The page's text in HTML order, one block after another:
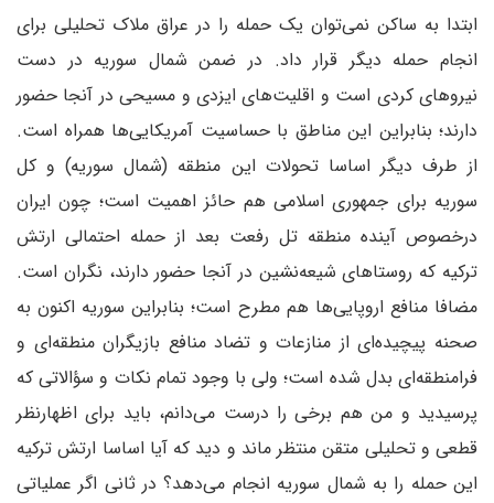
ابتدا به ساکن نمی‌توان یک حمله را در عراق ملاک تحلیلی برای
انجام حمله دیگر قرار داد. در ضمن شمال سوریه در دست
نیروهای کردی است و اقلیت‌های ایزدی و مسیحی در آنجا حضور
دارند؛ بنابراین این مناطق با حساسیت آمریکایی‌ها همراه است.
از طرف دیگر اساسا تحولات این منطقه (شمال سوریه) و کل
سوریه برای جمهوری اسلامی هم حائز اهمیت است؛ چون ایران
درخصوص آینده منطقه تل رفعت بعد از حمله احتمالی ارتش
ترکیه که روستاهای شیعه‌نشین در آنجا حضور دارند، نگران است.
مضافا منافع اروپایی‌ها هم مطرح است؛ بنابراین سوریه اکنون به
صحنه پیچیده‌ای از منازعات و تضاد منافع بازیگران منطقه‌ای و
فرامنطقه‌ای بدل شده است؛ ولی با وجود تمام نکات و سؤالاتی که
پرسیدید و من هم برخی را درست می‌دانم، باید برای اظهار‌نظر
قطعی و تحلیلی متقن منتظر ماند و دید که آیا اساسا ارتش ترکیه
این حمله را به شمال سوریه انجام می‌دهد؟ در ثانی اگر عملیاتی